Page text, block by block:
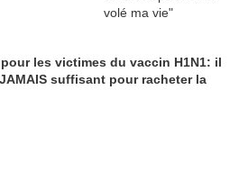
les victimes du vaccin H1N1: il
suffisant pour racheter la